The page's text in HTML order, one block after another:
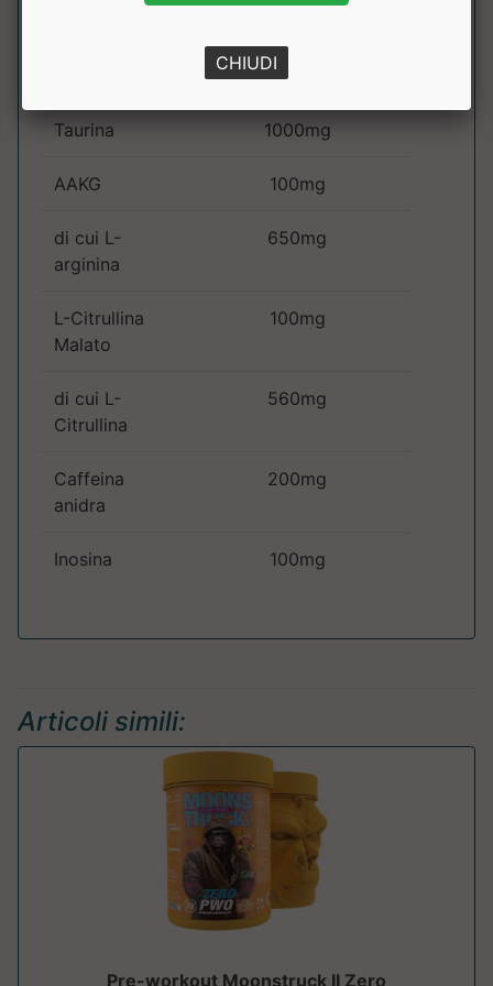
2500mg
Taurina 1000mg
AAKG 100mg
di cui L-
arginina
650mg
L-Citrullina
Malato
100mg
di cui L-
Citrullina
560mg
Caffeina
anidra
200mg
Inosina 100mg
Articoli simili:
Pre-workout Moonstruck II Zero
CHIUDI